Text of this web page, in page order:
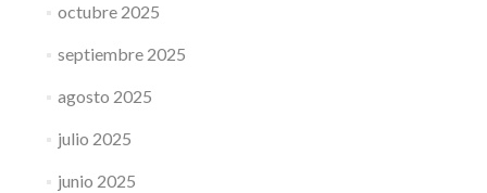
octubre 2025
septiembre 2025
agosto 2025
julio 2025
junio 2025